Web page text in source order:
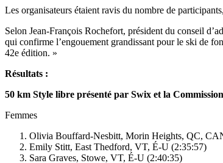
Les organisateurs étaient ravis du nombre de
Selon Jean-François Rochefort, président du conseil
qui confirme l’engouement grandissant pour le ski de
42e édition. »
Résultats :
50 km Style libre présenté par Swix et la
Femmes
Olivia Bouffard-Nesbitt, Morin Heights, QC,
Emily Stitt, East Thedford, VT, É-U (2:35:57)
Sara Graves, Stowe, VT, É-U (2:40:35)